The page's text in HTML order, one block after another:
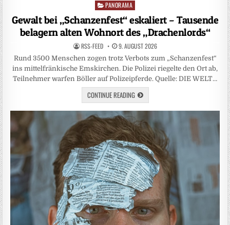
Posted
PANORAMA
Gewalt bei „Schanzenfest“ eskaliert – Tausende
belagern alten Wohnort des „Drachenlords“
RSS-FEED 9. AUGUST 2026
Rund 3500 Menschen zogen trotz Verbots zum „Schanzenfest“
ins mittelfränkische Emskirchen. Die Polizei riegelte den Ort ab,
Teilnehmer warfen Böller auf Polizeipferde. Quelle: DIE WELT…
CONTINUE READING